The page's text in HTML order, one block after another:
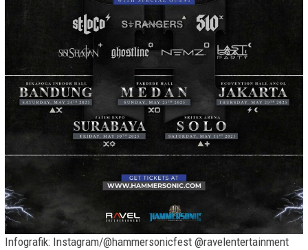
Infografik: Instagram/@hammersonicfest @ravelentertainment